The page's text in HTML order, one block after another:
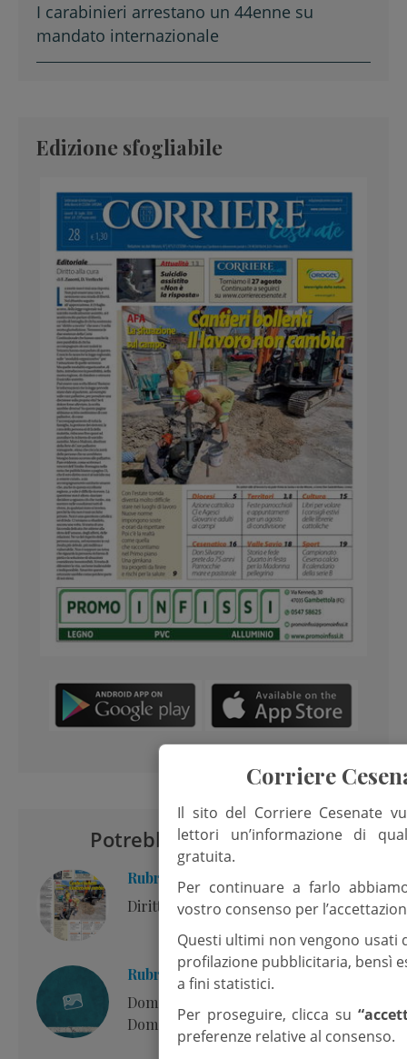
I carabinieri arrestano un 44enne su
mandato internazionale
Edizione sfogliabile
Potrebbero interessarti
Rubrica: Editoriale
Diritto alla cura
Rubrica: Commento al Vangelo
Domenica 2 agosto – 18esima
Domenica Tempo ordinario – Anno A
Corriere
Il sito del Corriere Cesenate
lettori un’informazione di
gratuita.
Per continuare a farlo
vostro consenso per
Questi ultimi non vengono usati
profilazione pubblicitaria, bensì
a fini statistici.
Per proseguire, clicca su
preferenze relative al consenso.